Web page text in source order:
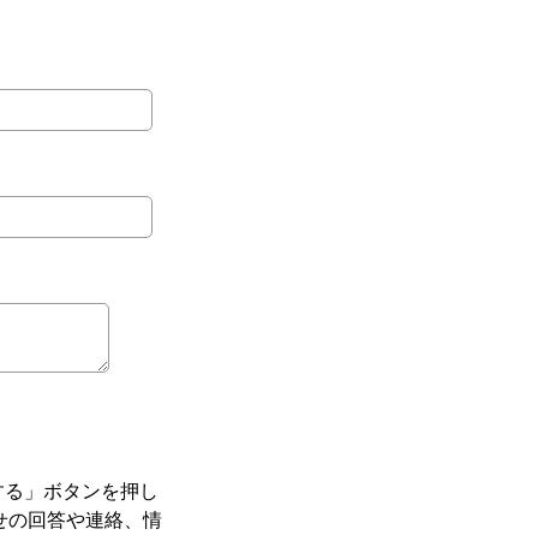
」ボタンを押し
の回答や連絡、情